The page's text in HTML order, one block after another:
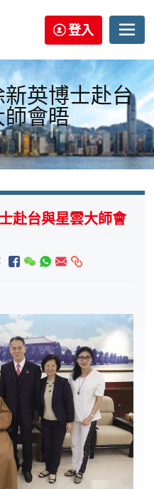
登入
英博士赴台
會晤
態
赴台與星雲大師會